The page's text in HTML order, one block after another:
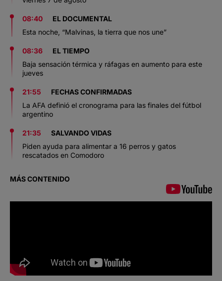
08:40
EL DOCUMENTAL
Esta noche, “Malvinas, la tierra que nos une”
08:36
EL TIEMPO
Baja sensación térmica y ráfagas en aumento para este
jueves
21:55
FECHAS CONFIRMADAS
La AFA definió el cronograma para las finales del fútbol
argentino
21:35
SALVANDO VIDAS
Piden ayuda para alimentar a 16 perros y gatos
rescatados en Comodoro
MÁS CONTENIDO